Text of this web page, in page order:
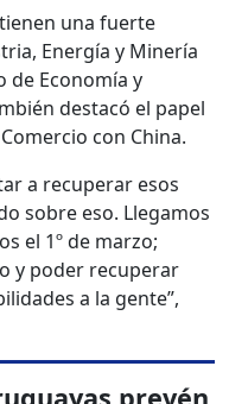
una fuerte
Energía y Minería
de Economía y
destacó el papel
con China.
a recuperar esos
sobre eso. Llegamos
el 1º de marzo;
y poder recuperar
a la gente”,